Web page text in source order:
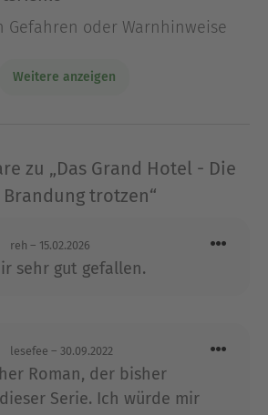
Die mit dem Feuer spielen.
1971, wuchs in einer
Rechtsanwalts- und
und arbeitete danach als
Weitere Informationen
benedikt.de
Ausblenden
Gefahren oder Warnhinweise
Weitere anzeigen
zu „Das Grand Hotel - Die
trotzen“
reh – 15.02.2026
sehr gut gefallen.
lesefee – 30.09.2022
Roman, der bisher
Serie. Ich würde mir